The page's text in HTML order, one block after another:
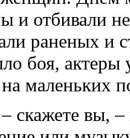
и отбивали
раненых и
боя, актеры
маленьких
скажете вы,